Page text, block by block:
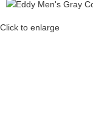
Click to enlarge